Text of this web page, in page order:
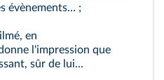
évènements… ;
en
l'impression que
sûr de lui...